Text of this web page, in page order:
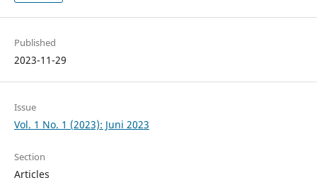
Published
2023-11-29
Issue
Vol. 1 No. 1 (2023): Juni 2023
Section
Articles